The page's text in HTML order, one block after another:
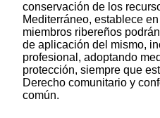
conservación de los
Mediterráneo, establece
miembros ribereños
de aplicación del mismo,
profesional, adoptando
protección, siempre que
Derecho comunitario y
común.